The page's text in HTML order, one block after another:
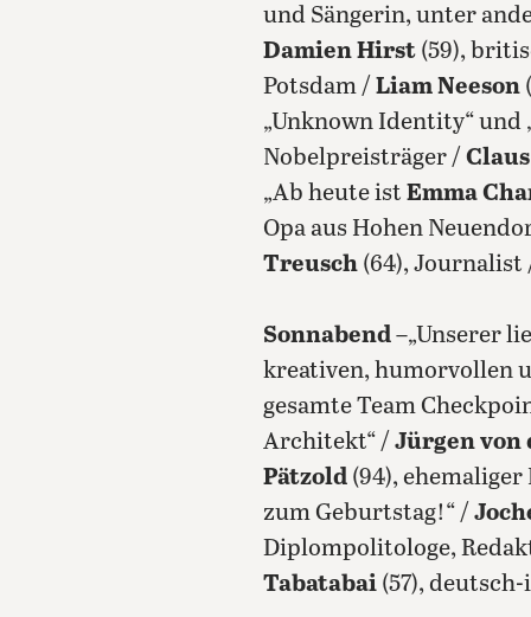
und Sängerin, unter
Damien Hirst (59),
Potsdam / Liam Neeson
„Unknown Identity“
Nobelpreisträger /
„Ab heute ist Emma
Opa aus Hohen
Treusch (64),
Sonnabend–„Unserer
kreativen, humorvollen
gesamte Team
Architekt“ / Jürgen von
Pätzold (94),
zum Geburtstag!“ /
Diplompolitologe,
Tabatabai (57),